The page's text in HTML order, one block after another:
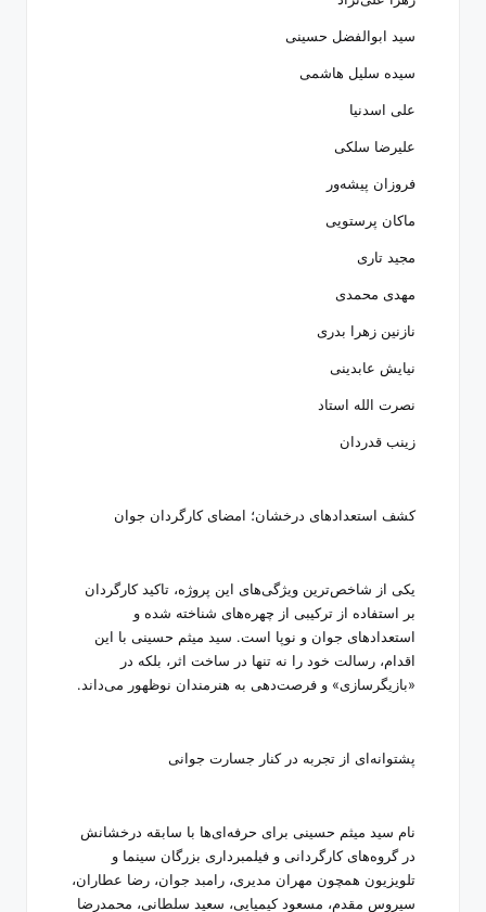
سید ابوالفضل حسینی
سیده سلیل هاشمی
علی اسدنیا
علیرضا سلکی
فروزان پیشه‌ور
ماکان پرستویی
مجید تاری
مهدی محمدی
نازنین زهرا بدری
نیایش عابدینی
نصرت الله استاد
زینب قدردان
کشف استعدادهای درخشان؛ امضای کارگردان جوان
یکی از شاخص‌ترین ویژگی‌های این پروژه، تاکید کارگردان
بر استفاده از ترکیبی از چهره‌های شناخته شده و
استعدادهای جوان و نوپا است. سید میثم حسینی با این
اقدام، رسالت خود را نه تنها در ساخت اثر، بلکه در
«بازیگرسازی» و فرصت‌دهی به هنرمندان نوظهور می‌داند.
پشتوانه‌ای از تجربه در کنار جسارت جوانی
نام سید میثم حسینی برای حرفه‌ای‌ها با سابقه درخشانش
در گروه‌های کارگردانی و فیلمبرداری بزرگان سینما و
تلویزیون همچون مهران مدیری، رامبد جوان، رضا عطاران،
سیروس مقدم، مسعود کیمیایی، سعید سلطانی، محمدرضا